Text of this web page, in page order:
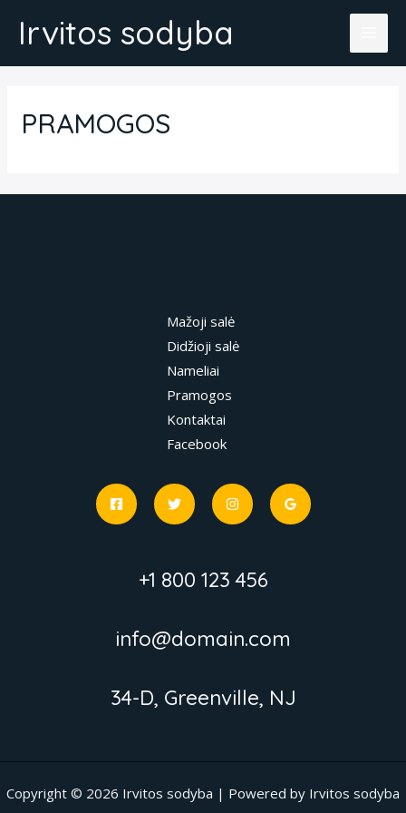
Irvitos sodyba
PRAMOGOS
Mažoji salė
Didžioji salė
Nameliai
Pramogos
Kontaktai
Facebook
+1 800 123 456
info@domain.com
34-D, Greenville, NJ
Copyright © 2026 Irvitos sodyba | Powered by Irvitos sodyba